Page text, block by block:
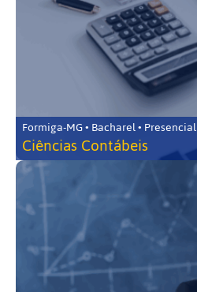
Formiga-MG • Bacharel • Presencial
Ciências Contábeis